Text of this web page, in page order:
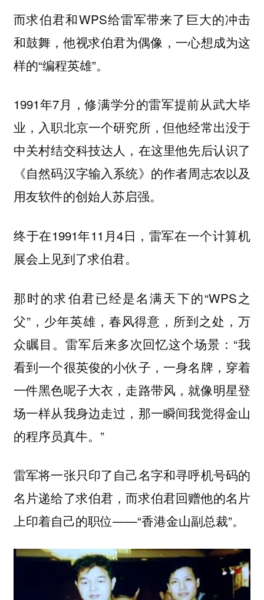
而求伯君和WPS给雷军带来了巨大的冲击
和鼓舞，他视求伯君为偶像，一心想成为这
样的“编程英雄”。
1991年7月，修满学分的雷军提前从武大毕
业，入职北京一个研究所，但他经常出没于
中关村结交科技达人，在这里他先后认识了
《自然码汉字输入系统》的作者周志农以及
用友软件的创始人苏启强。
终于在1991年11月4日，雷军在一个计算机
展会上见到了求伯君。
那时的求伯君已经是名满天下的“WPS之
父”，少年英雄，春风得意，所到之处，万
众瞩目。雷军后来多次回忆这个场景：“我
看到一个很英俊的小伙子，一身名牌，穿着
一件黑色呢子大衣，走路带风，就像明星登
场一样从我身边走过，那一瞬间我觉得金山
的程序员真牛。”
雷军将一张只印了自己名字和寻呼机号码的
名片递给了求伯君，而求伯君回赠他的名片
上印着自己的职位——“香港金山副总裁”。